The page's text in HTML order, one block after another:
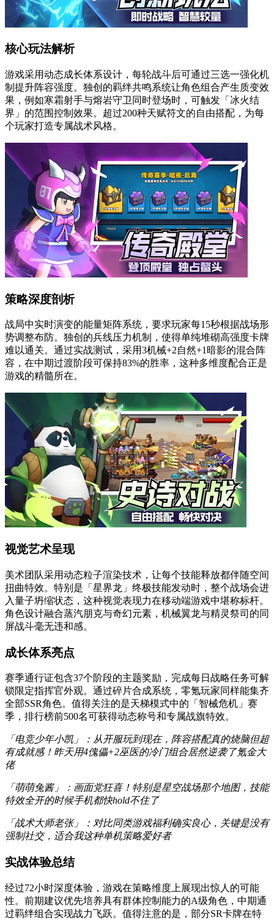
核心玩法解析
游戏采用动态成长体系设计，每轮战斗后可通过三选一强化机
制提升阵容强度。独创的羁绊共鸣系统让角色组合产生质变效
果，例如寒霜射手与熔岩守卫同时登场时，可触发「冰火结
界」的范围控制效果。超过200种天赋符文的自由搭配，为每
个玩家打造专属战术风格。
策略深度剖析
战局中实时演变的能量矩阵系统，要求玩家每15秒根据战场形
势调整布防。独创的兵线压力机制，使得单纯堆砌高强度卡牌
难以通关。通过实战测试，采用3机械+2自然+1暗影的混合阵
容，在中期过渡阶段可保持83%的胜率，这种多维度配合正是
游戏的精髓所在。
视觉艺术呈现
美术团队采用动态粒子渲染技术，让每个技能释放都伴随空间
扭曲特效。特别是「星界龙」终极技能发动时，整个战场会进
入量子坍缩状态，这种视觉表现力在移动端游戏中堪称标杆。
角色设计融合蒸汽朋克与奇幻元素，机械翼龙与精灵祭司的同
屏战斗毫无违和感。
成长体系亮点
赛季通行证包含37个阶段的主题奖励，完成每日战略任务可解
锁限定指挥官外观。通过碎片合成系统，零氪玩家同样能集齐
全部SSR角色。值得关注的是天梯模式中的「智械危机」赛
季，排行榜前500名可获得动态称号和专属战旗特效。
「电竞少年小凯」：从开服玩到现在，阵容搭配真的烧脑但超
有成就感！昨天用4傀儡+2巫医的冷门组合居然逆袭了氪金大
佬
「萌萌兔酱」：画面党狂喜！特别是星空战场那个地图，技能
特效全开的时候手机都快hold不住了
「战术大师老张」：对比同类游戏福利确实良心，关键是没有
强制社交，适合我这种单机策略爱好者
实战体验总结
经过72小时深度体验，游戏在策略维度上展现出惊人的可能
性。前期建议优先培养具有群体控制能力的A级角色，中期通
过羁绊组合实现战力飞跃。值得注意的是，部分SR卡牌在特